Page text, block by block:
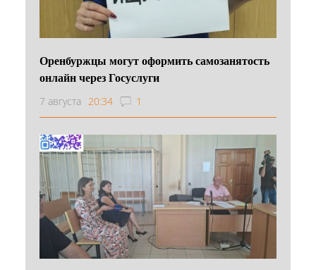
Оренбуржцы могут оформить самозанятость
онлайн через Госуслуги
7 августа 20:34 1